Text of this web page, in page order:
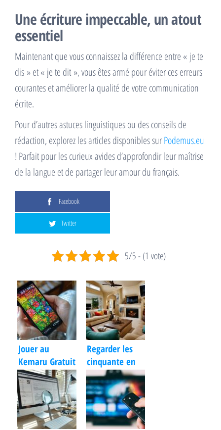
Une écriture impeccable, un atout
essentiel
Maintenant que vous connaissez la différence entre « je te
dis » et « je te dit », vous êtes armé pour éviter ces erreurs
courantes et améliorer la qualité de votre communication
écrite.
Pour d’autres astuces linguistiques ou des conseils de
rédaction, explorez les articles disponibles surPodemus.eu
! Parfait pour les curieux avides d’approfondir leur maîtrise
de la langue et de partager leur amour du français.
Facebook
Twitter
5/5 - (1 vote)
Jouer au
Kemaru Gratuit
: Découvrez
comment
maîtriser le
puzzle Force 3
Regarder les
cinquante en
replay gratuit
sur
buzzmonclick